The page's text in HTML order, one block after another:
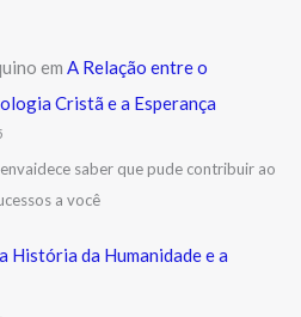
em A Relação entre o
Cristã e a Esperança
saber que pude contribuir ao
a você
História da Humanidade e a